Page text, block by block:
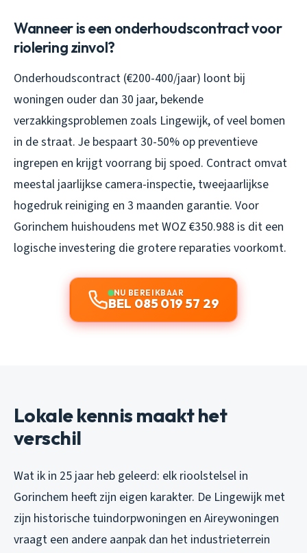
Wanneer is een onderhoudscontract voor
riolering zinvol?
Onderhoudscontract (€200-400/jaar) loont bij
woningen ouder dan 30 jaar, bekende
verzakkingsproblemen zoals Lingewijk, of veel bomen
in de straat. Je bespaart 30-50% op preventieve
ingrepen en krijgt voorrang bij spoed. Contract omvat
meestal jaarlijkse camera-inspectie, tweejaarlijkse
hogedruk reiniging en 3 maanden garantie. Voor
Gorinchem huishoudens met WOZ €350.988 is dit een
logische investering die grotere reparaties voorkomt.
NU BEREIKBAAR
BEL 085 019 57 29
Lokale kennis maakt het
verschil
Wat ik in 25 jaar heb geleerd: elk rioolstelsel in
Gorinchem heeft zijn eigen karakter. De Lingewijk met
zijn historische tuindorpwoningen en Aireywoningen
vraagt een andere aanpak dan het industrieterrein